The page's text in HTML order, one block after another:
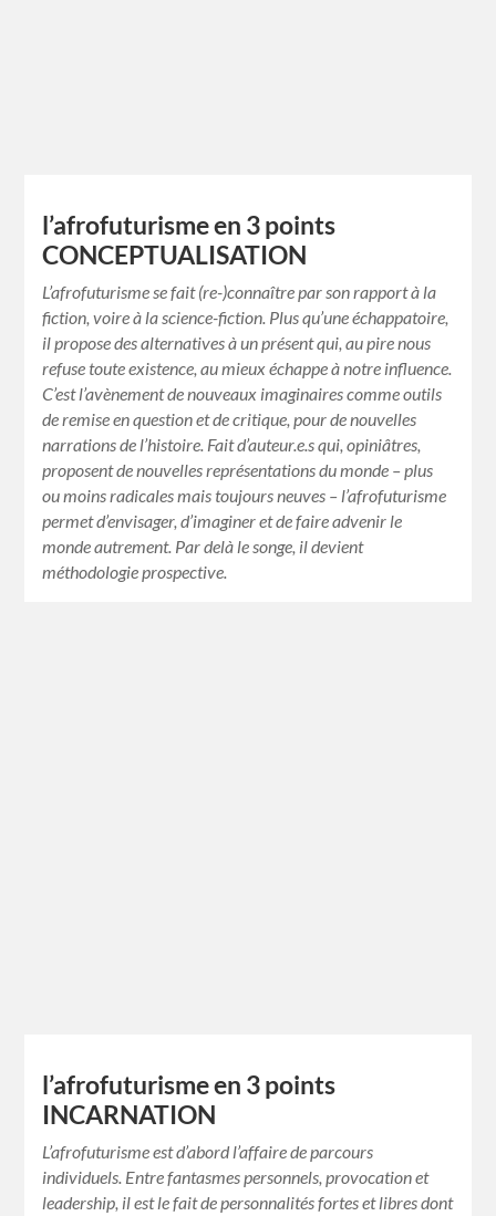
l’afrofuturisme en 3 points
CONCEPTUALISATION
L’afrofuturisme se fait (re-)connaître par son rapport à la
fiction, voire à la science-fiction. Plus qu’une échappatoire,
il propose des alternatives à un présent qui, au pire nous
refuse toute existence, au mieux échappe à notre influence.
C’est l’avènement de nouveaux imaginaires comme outils
de remise en question et de critique, pour de nouvelles
narrations de l’histoire. Fait d’auteur.e.s qui, opiniâtres,
proposent de nouvelles représentations du monde – plus
ou moins radicales mais toujours neuves – l’afrofuturisme
permet d’envisager, d’imaginer et de faire advenir le
monde autrement. Par delà le songe, il devient
méthodologie prospective.
l’afrofuturisme en 3 points
INCARNATION
L’afrofuturisme est d’abord l’affaire de parcours
individuels. Entre fantasmes personnels, provocation et
leadership, il est le fait de personnalités fortes et libres dont